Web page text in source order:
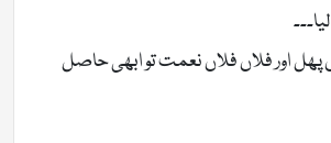
پھل اور فلاں فلاں نعمت تو ابھی حاصل